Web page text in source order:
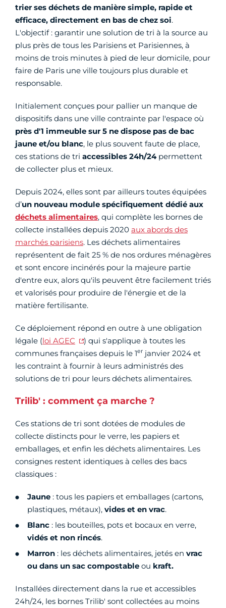
trier ses déchets de manière simple, rapide et
efficace, directement en bas de chez soi.
L'objectif : garantir une solution de tri à la source au
plus près de tous les Parisiens et Parisiennes, à
moins de trois minutes à pied de leur domicile, pour
faire de Paris une ville toujours plus durable et
responsable.
Initialement conçues pour pallier un manque de
dispositifs dans une ville contrainte par l'espace où
près d'1 immeuble sur 5 ne dispose pas de bac
jaune et/ou blanc, le plus souvent faute de place,
ces stations de tri accessibles 24h/24permettent
de collecter plus et mieux.
Depuis 2024, elles sont par ailleurs toutes équipées
d’un nouveau module spécifiquement dédié aux
déchets alimentaires, qui complète les bornes de
collecte installées depuis 2020 aux abords des
marchés parisiens. Les déchets alimentaires
représentent de fait 25 % de nos ordures ménagères
et sont encore incinérés pour la majeure partie
d'entre eux, alors qu'ils peuvent être facilement triés
et valorisés pour produire de l'énergie et de la
matière fertilisante.
Ce déploiement répond en outre à une obligation
légale (loi AGEC
) qui s'applique à toutes les
communes françaises depuis le 1er janvier 2024 et
les contraint à fournir à leurs administrés des
solutions de tri pour leurs déchets alimentaires.
Trilib' : comment ça marche ?
Ces stations de tri sont dotées de modules de
collecte distincts pour le verre, les papiers et
emballages, et enfin les déchets alimentaires. Les
consignes restent identiques à celles des bacs
classiques :
Jaune : tous les papiers et emballages (cartons,
plastiques, métaux), vides et en vrac.
Blanc : les bouteilles, pots et bocaux en verre,
vidés et non rincés.
Marron : les déchets alimentaires, jetés en vrac
ou dans un sac compostable ou kraft.
Installées directement dans la rue et accessibles
24h/24, les bornes Trilib' sont collectées au moins